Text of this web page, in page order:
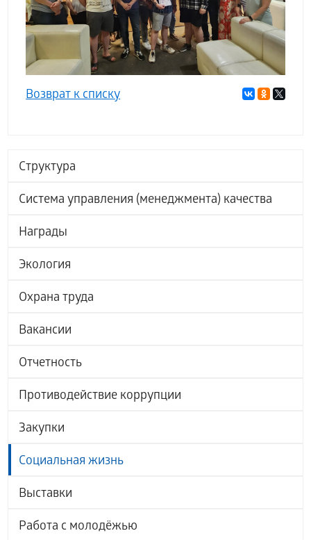
Структура
Система управления (менеджмента) качества
Награды
Экология
Охрана труда
Вакансии
Отчетность
Противодействие коррупции
Закупки
Социальная жизнь
Выставки
Работа с молодёжью
Возврат к списку